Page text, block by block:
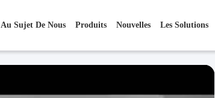
Au Sujet De Nous Produits Nouvelles Les Solutions